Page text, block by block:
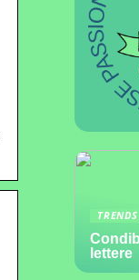
TRENDS
lettere